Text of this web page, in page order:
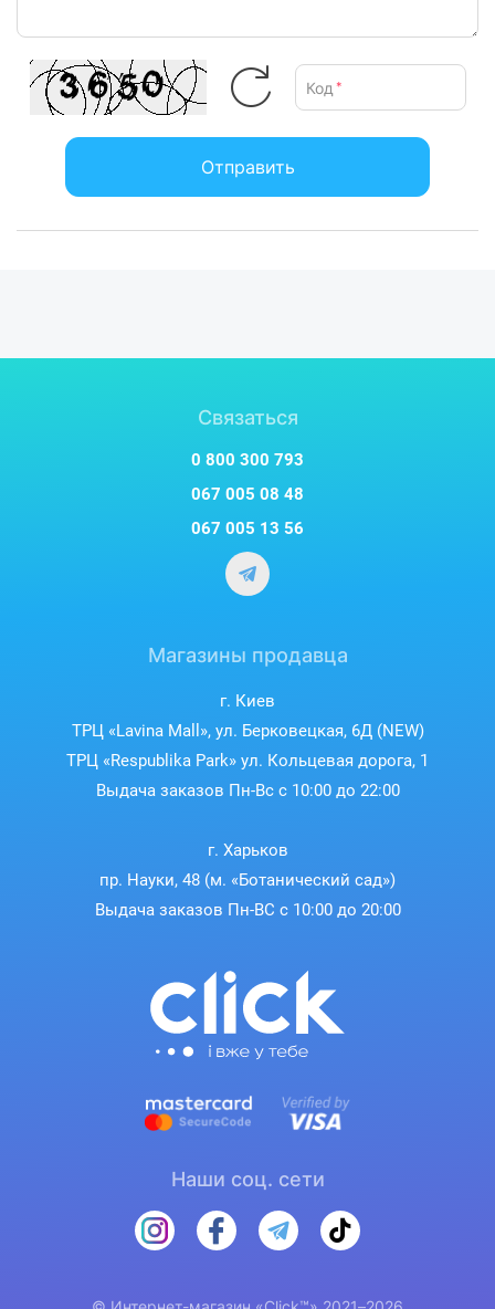
Код *
Отправить
Связаться
0 800 300 793
067 005 08 48
067 005 13 56
Магазины продавца
г. Киев
ТРЦ «Lavina Mall», ул. Берковецкая, 6Д (NEW)
ТРЦ «Respublika Park» ул. Кольцевая дорога, 1
Выдача заказов Пн-Вс с 10:00 до 22:00
г. Харьков
пр. Науки, 48 (м. «Ботанический сад»)
Выдача заказов Пн-ВС с 10:00 до 20:00
Наши соц. сети